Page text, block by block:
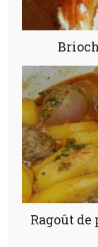
Ragoût